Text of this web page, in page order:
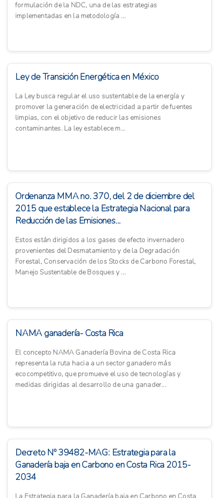
formulación de la NDC, una de las estrategias
implementadas en la metodología ...
Ley de Transición Energética en México
La Ley busca regular el uso sustentable de la energía y
promover la generación de electricidad a partir de fuentes
limpias, con el objetivo de reducir las emisiones
contaminantes. La ley establece m...
Ordenanza MMA no. 370, del 2 de diciembre del
2015 que establece la Estrategia Nacional para
Reducción de las Emisiones...
Estos están dirigidos a los gases de efecto invernadero
provenientes del Desmatamiento y de la Degradación
Forestal, Conservación de los Stocks de Carbono Forestal,
Manejo Sustentable de Bosques y ...
NAMA ganadería- Costa Rica
El concepto NAMA Ganadería Bovina de Costa Rica
representa la ruta hacia a un sector ganadero más
ecocompetitivo, que promueve el uso de tecnologías y
medidas dirigidas al desarrollo de una ganader...
Decreto Nº 39482-MAG: Estrategia para la
Ganadería baja en Carbono en Costa Rica 2015-
2034